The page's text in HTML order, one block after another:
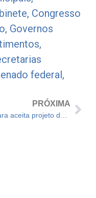
, Congresso
, Governos
,
federal,
PRÓXIMA
Câmara aceita projeto de lei para afrouxar regras de licitações nos municípios em calamidade pública